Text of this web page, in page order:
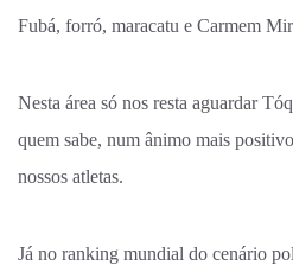
Fubá, forró, maracatu e Carmem
Nesta área só nos resta aguardar
quem sabe, num ânimo mais
nossos atletas.
Já no ranking mundial do cenário